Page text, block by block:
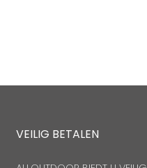
VEILIG BETALEN